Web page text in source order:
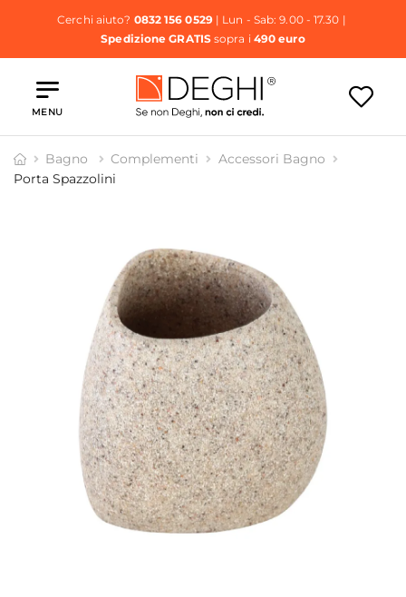
Cerchi aiuto? 0832 156 0529| Lun - Sab: 9.00 - 17.30 |
Spedizione GRATISsopra i 490 euro
MENU
Bagno Complementi
Accessori Bagno
Porta Spazzolini